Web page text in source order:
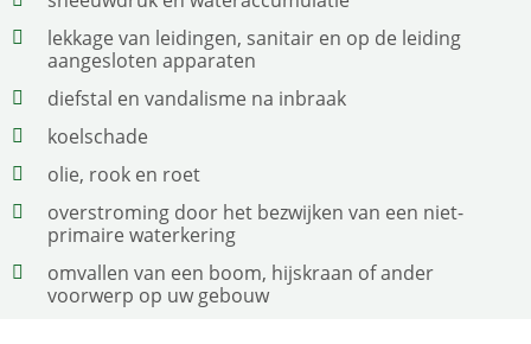
lekkage van leidingen, sanitair en op de leiding
aangesloten apparaten
diefstal en vandalisme na inbraak
koelschade
olie, rook en roet
overstroming door het bezwijken van een niet-
primaire waterkering
omvallen van een boom, hijskraan of ander
voorwerp op uw gebouw